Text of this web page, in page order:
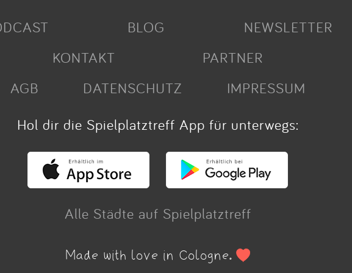
BLOG
NEWSLETTER
KONTAKT
PARTNER
AGB
DATENSCHUTZ
IMPRESSUM
Hol dir die Spielplatztreff App für unterwegs:
Alle Städte auf Spielplatztreff
Made with love in Cologne.